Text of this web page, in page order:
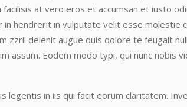
facilisis at vero eros et accumsan et iusto
in hendrerit in vulputate velit esse molestie
zzril delenit augue duis dolore te feugait
assum. Eodem modo typi, qui nunc nobis
legentis in iis qui facit eorum claritatem.